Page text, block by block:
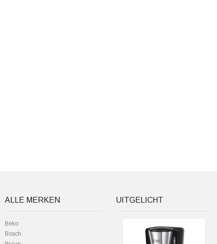
ALLE MERKEN
Beko
Bosch
UITGELICHT